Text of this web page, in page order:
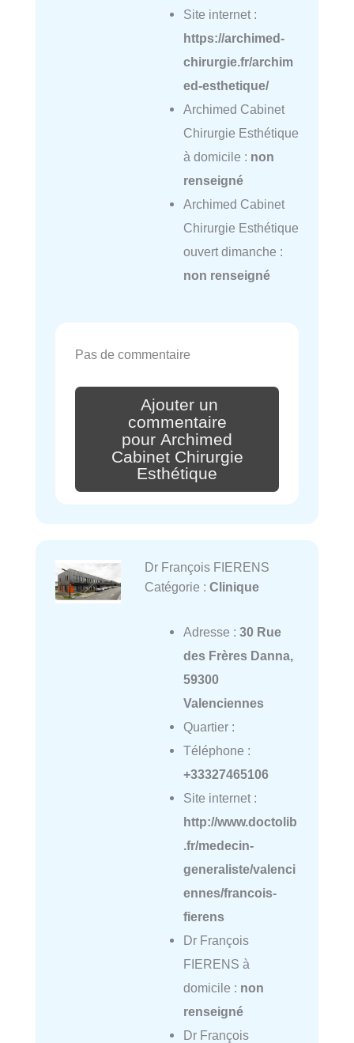
Site internet :
https://archimed-
chirurgie.fr/archim
ed-esthetique/
Archimed Cabinet
Chirurgie Esthétique
à domicile : non
renseigné
Archimed Cabinet
Chirurgie Esthétique
ouvert dimanche :
non renseigné
Pas de commentaire
Ajouter un
commentaire
pour Archimed
Cabinet Chirurgie
Esthétique
Dr François FIERENS
Catégorie : Clinique
Adresse : 30 Rue
des Frères Danna,
59300
Valenciennes
Quartier :
Téléphone :
+33327465106
Site internet :
http://www.doctolib
.fr/medecin-
generaliste/valenci
ennes/francois-
fierens
Dr François
FIERENS à
domicile : non
renseigné
Dr François